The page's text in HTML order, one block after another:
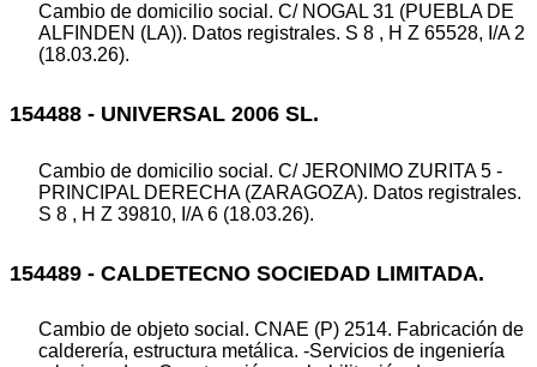
Cambio de domicilio social. C/ NOGAL 31 (PUEBLA DE
ALFINDEN (LA)). Datos registrales. S 8 , H Z 65528, I/A 2
(18.03.26).
154488 - UNIVERSAL 2006 SL.
Cambio de domicilio social. C/ JERONIMO ZURITA 5 -
PRINCIPAL DERECHA (ZARAGOZA). Datos registrales.
S 8 , H Z 39810, I/A 6 (18.03.26).
154489 - CALDETECNO SOCIEDAD LIMITADA.
Cambio de objeto social. CNAE (P) 2514. Fabricación de
calderería, estructura metálica. -Servicios de ingeniería